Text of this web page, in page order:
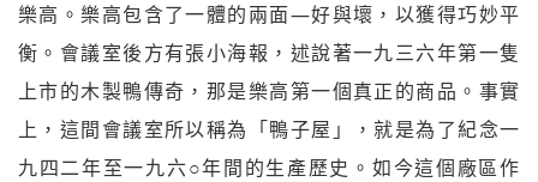
樂高。樂高包含了一體的兩面—好與壞，以獲得巧妙平
衡。會議室後方有張小海報，述說著一九三六年第一隻
上市的木製鴨傳奇，那是樂高第一個真正的商品。事實
上，這間會議室所以稱為「鴨子屋」，就是為了紀念一
九四二年至一九六○年間的生產歷史。如今這個廠區作